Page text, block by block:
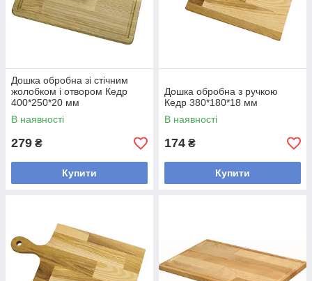
Дошка обробна зі стічним
жолобком і отвором Кедр
400*250*20 мм
В наявності
279 ₴
Купити
Дошка обробна з ручкою
Кедр 380*180*18 мм
В наявності
174 ₴
Купити